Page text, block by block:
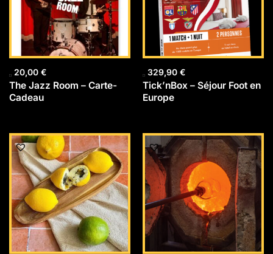
20,00 €
The Jazz Room – Carte-
Cadeau
329,90 €
Tick’nBox – Séjour Foot en
Europe